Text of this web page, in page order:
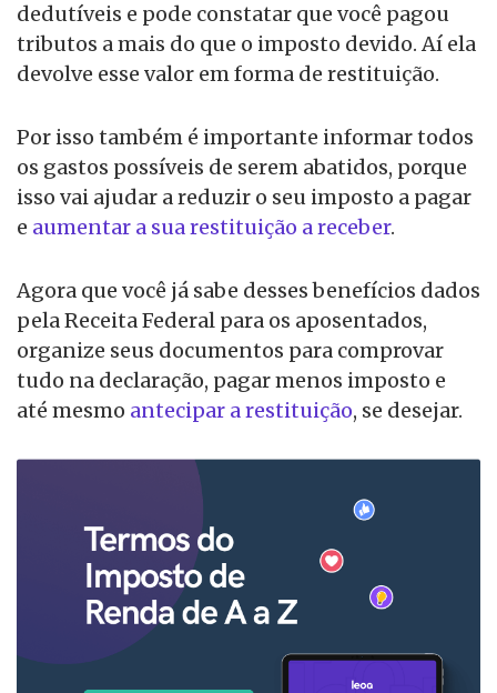
dedutíveis e pode constatar que você pagou
tributos a mais do que o imposto devido. Aí ela
devolve esse valor em forma de restituição.
Por isso também é importante informar todos
os gastos possíveis de serem abatidos, porque
isso vai ajudar a reduzir o seu imposto a pagar
e aumentar a sua restituição a receber.
Agora que você já sabe desses benefícios dados
pela Receita Federal para os aposentados,
organize seus documentos para comprovar
tudo na declaração, pagar menos imposto e
até mesmo antecipar a restituição, se desejar.